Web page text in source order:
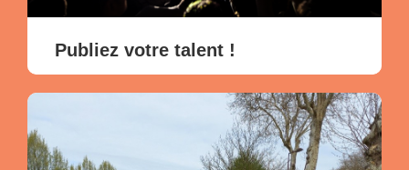
Publiez votre talent !
Travaux
cyclable